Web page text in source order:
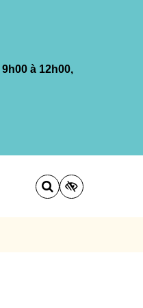
9h00 à 12h00,